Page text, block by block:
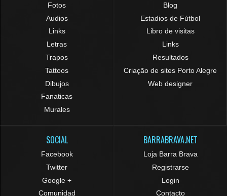
Fotos
Audios
Links
Letras
Trapos
Tattoos
Dibujos
Fanaticas
Murales
Blog
Estadios de Fútbol
Libro de visitas
Links
Resultados
Criação de sites Porto Alegre
Web designer
SOCIAL
Facebook
Twitter
Google +
Comunidad
BARRABRAVA.NET
Loja Barra Brava
Registrarse
Login
Contacto